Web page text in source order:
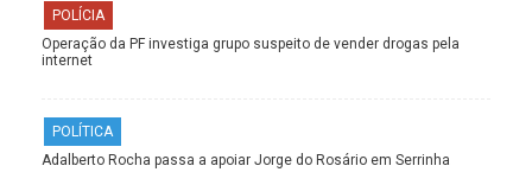
POLÍCIA
Operação da PF investiga grupo suspeito de vender drogas pela
internet
POLÍTICA
Adalberto Rocha passa a apoiar Jorge do Rosário em Serrinha